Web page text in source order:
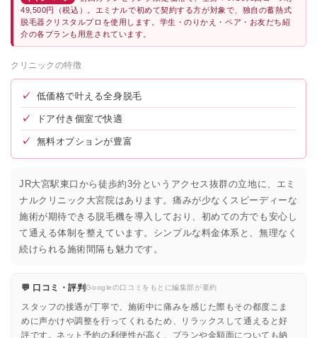
49,500円（税込）。エミナルで初めて契約する方が対象で、独自の蓄熱式
脱毛器クリスタルプロを使用します。学生・のりかえ・ペア・お友だち紹
介の各プランも用意されています。
クリニックの特徴
✓ 低価格で叶える全身脱毛
✓ ドア付き個室で快適
✓ 無料オプションが豊富
JR大宮駅東口から徒歩約3分というアクセス抜群の立地に、エミ
ナルクリニック大宮院はあります。痛みが少なくスピーディーな
施術が期待できる脱毛機を導入しており、初めての方でも安心し
て通える体制を整えています。シンプルな料金体系と、無理なく
続けられる施術間隔も魅力です。
💬 口コミ・評判Googleの口コミをもとに編集部が要約
スタッフの接遇が丁寧で、施術中に痛みを感じた際もその都度こま
めに声かけや調整を行ってくれるため、リラックスして通えると好
評です。ネット予約の利便性が高く、プランや金額面についても納